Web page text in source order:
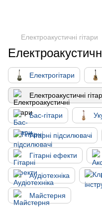
Електроакустичні гітари
Електрогітари
Електроакустичні
Бас-гітари
Гітарні підсилювачі
Гітарні ефекти
Аудіотехніка
Майстерня